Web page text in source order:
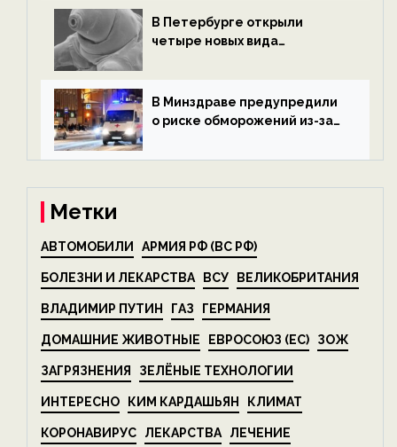
В Петербурге открыли
четыре новых вида
экологии на ECOportal
В Минздраве предупредили
о риске обморожений из-за
на ECOportal
Метки
АВТОМОБИЛИ АРМИЯ РФ (ВС РФ)
БОЛЕЗНИ И ЛЕКАРСТВА ВСУ ВЕЛИКОБРИТАНИЯ
ВЛАДИМИР ПУТИН ГАЗ ГЕРМАНИЯ
ДОМАШНИЕ ЖИВОТНЫЕ ЕВРОСОЮЗ (ЕС) ЗОЖ
ЗАГРЯЗНЕНИЯ ЗЕЛЁНЫЕ ТЕХНОЛОГИИ
ИНТЕРЕСНО КИМ КАРДАШЬЯН КЛИМАТ
КОРОНАВИРУС ЛЕКАРСТВА ЛЕЧЕНИЕ